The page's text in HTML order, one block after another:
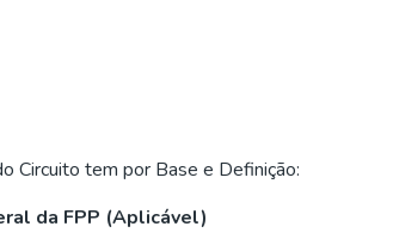
Circuito tem por Base e Definição:
da FPP (Aplicável)